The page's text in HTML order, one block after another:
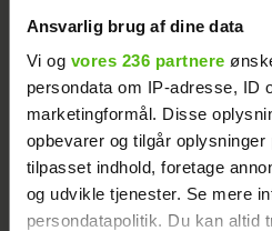
Ansvarlig brug af dine data
Vi og vores 236 partnere
persondata om IP-adresse, ID
marketingformål. Disse
opbevarer og tilgår
tilpasset indhold, foretage
og udvikle tjenester. Se mere
persondatapolitik. Du kan
Se billedet: Så meget